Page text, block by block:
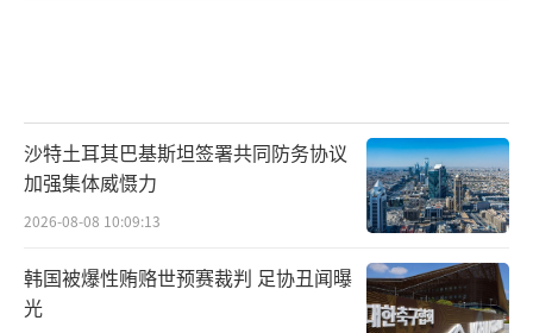
沙特土耳其巴基斯坦签署共同防务协议
加强集体威慑力
2026-08-08 10:09:13
韩国被爆性贿赂世预赛裁判 足协丑闻曝
光